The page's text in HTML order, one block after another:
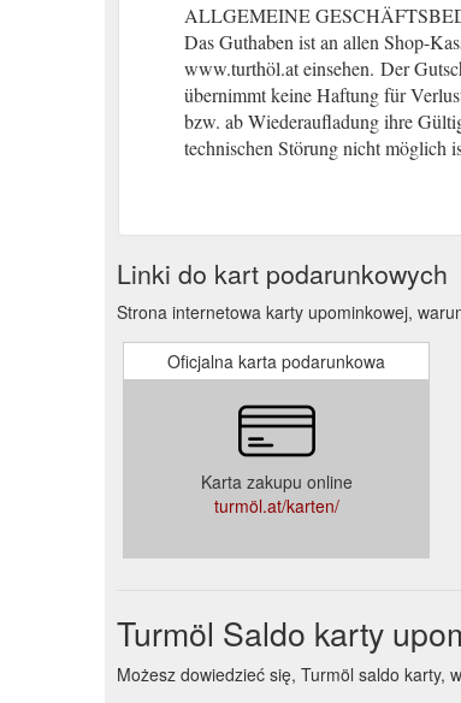
ALLGEMEINE
Das Guthaben ist an allen Shop-
www.turthöl.at einsehen. Der
übernimmt keine Haftung für
bzw. ab Wiederaufladung ihre
technischen Störung nicht möglich
Linki do kart podarunkowych
Strona internetowa karty upominkowej,
Oficjalna karta podarunkowa
Karta zakupu online
turmöl.at/karten/
Turmöl Saldo karty
Możesz dowiedzieć się, Turmöl saldo karty,